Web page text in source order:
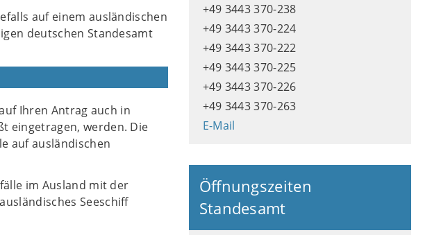
auf einem ausländischen
deutschen Standesamt
Ihren Antrag auch in
eingetragen, werden. Die
auf ausländischen
im Ausland mit der
Seeschiff
+49 3443 370-238
+49 3443 370-224
+49 3443 370-222
+49 3443 370-225
+49 3443 370-226
+49 3443 370-263
E-Mail
Öffnungszeiten
Standesamt